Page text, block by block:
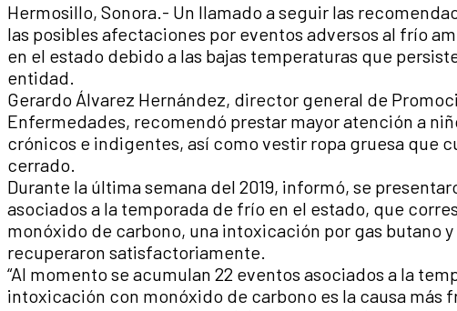
Hermosillo, Sonora.- Un llamado a seguir las
las posibles afectaciones por eventos adversos al frío
en el estado debido a las bajas temperaturas que
entidad.
Gerardo Álvarez Hernández, director general de
Enfermedades, recomendó prestar mayor atención a
crónicos e indigentes, así como vestir ropa gruesa que
cerrado.
Durante la última semana del 2019, informó, se
asociados a la temporada de frío en el estado, que
monóxido de carbono, una intoxicación por gas butano
recuperaron satisfactoriamente.
“Al momento se acumulan 22 eventos asociados a la
intoxicación con monóxido de carbono es la causa más